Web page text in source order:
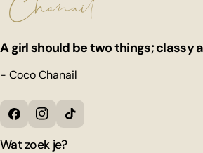
A girl should be two things; classy
- Coco Chanail
FacebookInstagram
Tiktok
Wat zoek je?